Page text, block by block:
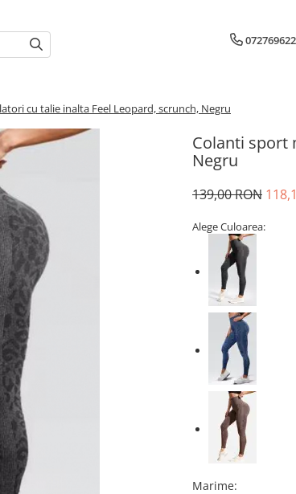
cu talie inalta Feel Leopard, scrunch, Negru
Colanti sport
Negru
139,00 RON
Alege Culoarea:
Marime: